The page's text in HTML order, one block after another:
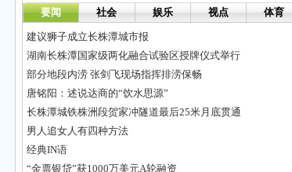
要闻
社会 娱乐 视点 体育
建议狮子成立长株潭城市报
湖南长株潭国家级两化融合试验区授牌仪式举行
部分地段内涝 张剑飞现场指挥排涝保畅
唐铭阳：述说达商的“饮水思源”
长株潭城铁株洲段贺家冲隧道最后25米月底贯通
男人追女人有四种方法
经典IN语
“金票银贷”获1000万美元A轮融资